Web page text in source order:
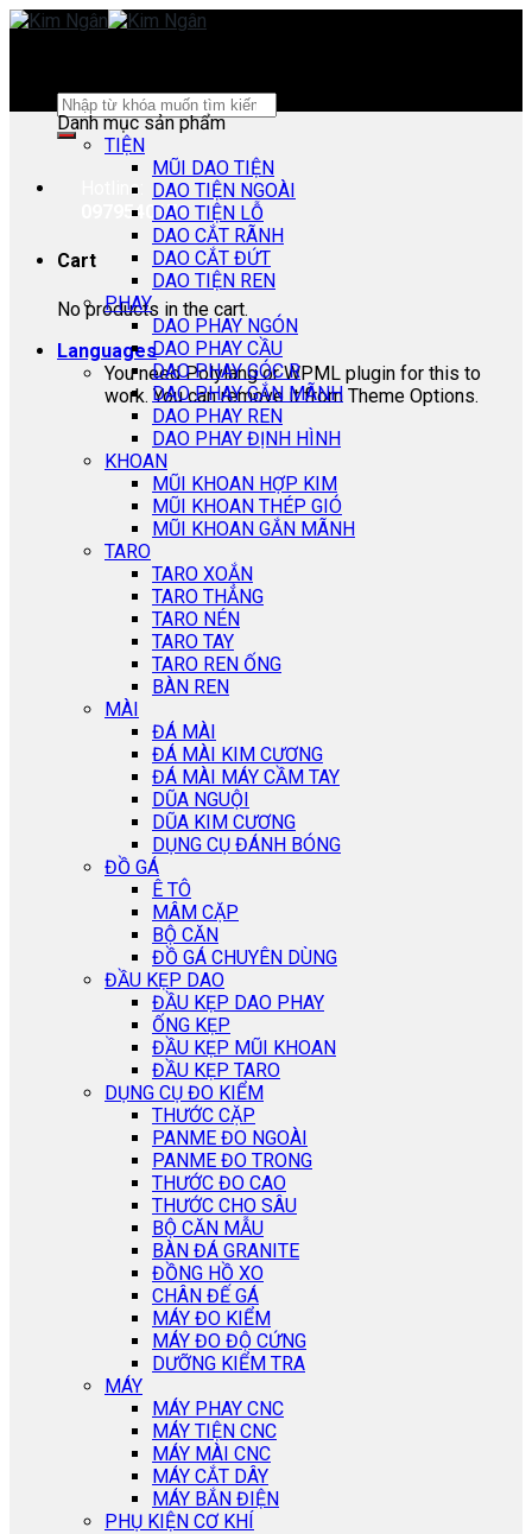
Skip
Search
for:
Hotline:
0979540178
Cart
No products in the cart.
Languages
You need Polylang or WPML plugin for this to
work. You can remove it from Theme Options.
Danh mục sản phẩm
TIỆN
MŨI DAO TIỆN
DAO TIỆN NGOÀI
DAO TIỆN LỖ
DAO CẮT RÃNH
DAO CẮT ĐỨT
DAO TIỆN REN
PHAY
DAO PHAY NGÓN
DAO PHAY CẦU
DAO PHAY GÓC R
DAO PHAY GẮN MÃNH
DAO PHAY REN
DAO PHAY ĐỊNH HÌNH
KHOAN
MŨI KHOAN HỢP KIM
MŨI KHOAN THÉP GIÓ
MŨI KHOAN GẮN MÃNH
TARO
TARO XOẮN
TARO THẲNG
TARO NÉN
TARO TAY
TARO REN ỐNG
BÀN REN
MÀI
ĐÁ MÀI
ĐÁ MÀI KIM CƯƠNG
ĐÁ MÀI MÁY CẦM TAY
DŨA NGUỘI
DŨA KIM CƯƠNG
DỤNG CỤ ĐÁNH BÓNG
ĐỒ GÁ
Ê TÔ
MÂM CẶP
BỘ CĂN
ĐỒ GÁ CHUYÊN DÙNG
ĐẦU KẸP DAO
ĐẦU KẸP DAO PHAY
ỐNG KẸP
ĐẦU KẸP MŨI KHOAN
ĐẦU KẸP TARO
DỤNG CỤ ĐO KIỂM
THƯỚC CẶP
PANME ĐO NGOÀI
PANME ĐO TRONG
THƯỚC ĐO CAO
THƯỚC CHO SÂU
BỘ CĂN MẪU
BÀN ĐÁ GRANITE
ĐỒNG HỒ XO
CHÂN ĐẾ GÁ
MÁY ĐO KIỂM
MÁY ĐO ĐỘ CỨNG
DƯỠNG KIỂM TRA
MÁY
MÁY PHAY CNC
MÁY TIỆN CNC
MÁY MÀI CNC
MÁY CẮT DÂY
MÁY BẮN ĐIỆN
PHỤ KIỆN CƠ KHÍ